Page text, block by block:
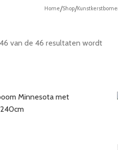
Home/Shop/
van de 46 resultaten wordt